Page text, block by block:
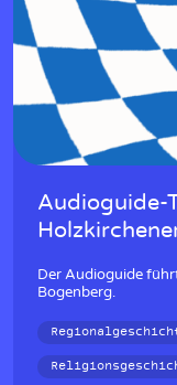
Audioguide-
Der Audioguide
Bogenberg.